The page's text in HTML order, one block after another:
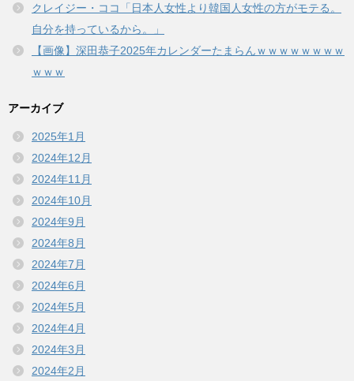
クレイジー・ココ「日本人女性より韓国人女性の方がモテる。
自分を持っているから。」
【画像】深田恭子2025年カレンダーたまらんｗｗｗｗｗｗｗｗ
ｗｗｗ
アーカイブ
2025年1月
2024年12月
2024年11月
2024年10月
2024年9月
2024年8月
2024年7月
2024年6月
2024年5月
2024年4月
2024年3月
2024年2月